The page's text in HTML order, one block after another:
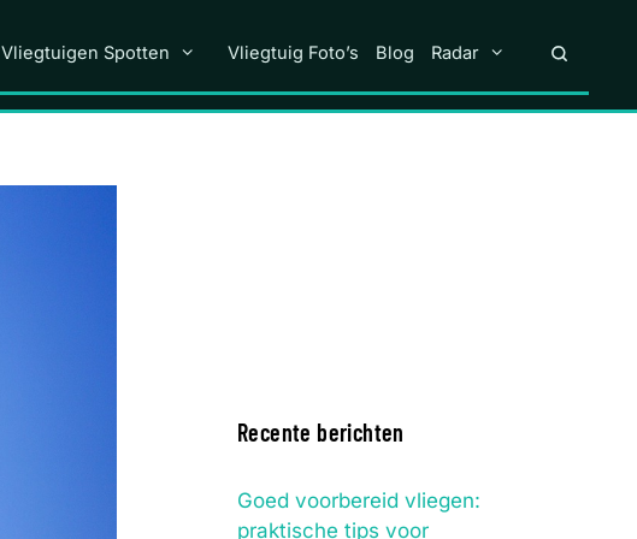
Vliegtuigen Spotten Vliegtuig Foto’s Blog Radar
Recente berichten
Goed voorbereid vliegen:
praktische tips voor